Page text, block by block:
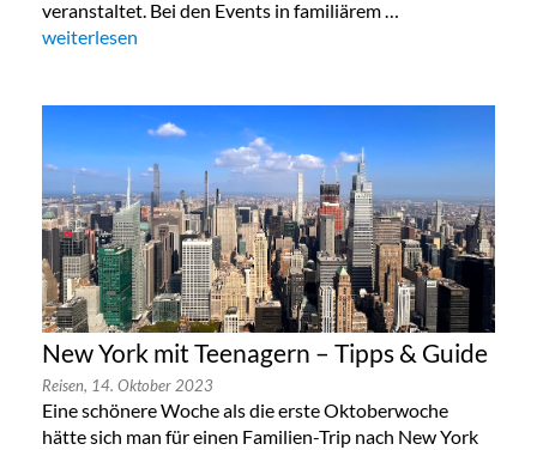
veranstaltet. Bei den Events in familiärem …
„Lala Berlin Flash Sale in München 24. bis 26.Oktober 2023“
weiterlesen
New York mit Teenagern – Tipps & Guide
Reisen, 14. Oktober 2023
Eine schönere Woche als die erste Oktoberwoche
hätte sich man für einen Familien-Trip nach New York